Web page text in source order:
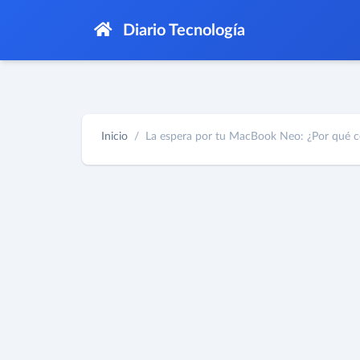
Diario Tecnología
Inicio La espera por tu MacBook Neo: ¿Por qué